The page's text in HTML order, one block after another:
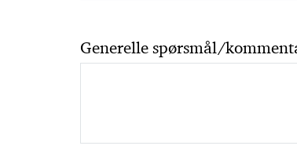
Generelle spørsmål/